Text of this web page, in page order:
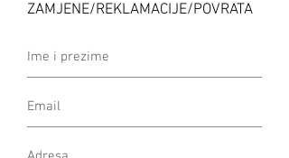
ZAMJENE/REKLAMACIJE/POVRATA